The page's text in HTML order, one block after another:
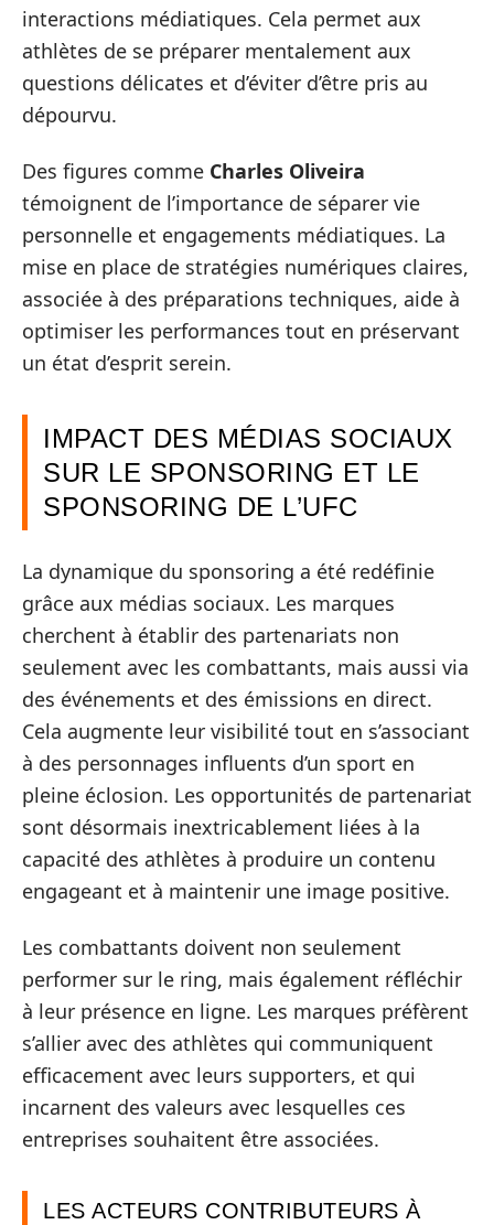
interactions médiatiques. Cela permet aux
athlètes de se préparer mentalement aux
questions délicates et d’éviter d’être pris au
dépourvu.
Des figures comme Charles Oliveira
témoignent de l’importance de séparer vie
personnelle et engagements médiatiques. La
mise en place de stratégies numériques claires,
associée à des préparations techniques, aide à
optimiser les performances tout en préservant
un état d’esprit serein.
IMPACT DES MÉDIAS SOCIAUX
SUR LE SPONSORING ET LE
SPONSORING DE L’UFC
La dynamique du sponsoring a été redéfinie
grâce aux médias sociaux. Les marques
cherchent à établir des partenariats non
seulement avec les combattants, mais aussi via
des événements et des émissions en direct.
Cela augmente leur visibilité tout en s’associant
à des personnages influents d’un sport en
pleine éclosion. Les opportunités de partenariat
sont désormais inextricablement liées à la
capacité des athlètes à produire un contenu
engageant et à maintenir une image positive.
Les combattants doivent non seulement
performer sur le ring, mais également réfléchir
à leur présence en ligne. Les marques préfèrent
s’allier avec des athlètes qui communiquent
efficacement avec leurs supporters, et qui
incarnent des valeurs avec lesquelles ces
entreprises souhaitent être associées.
LES ACTEURS CONTRIBUTEURS À